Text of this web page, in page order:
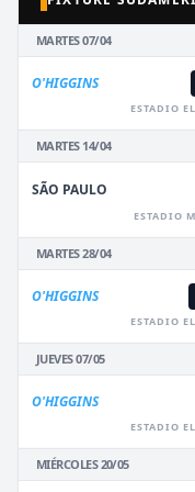
MARTES 07/04
O'HIGGINS
ESTADIO
MARTES 14/04
SÃO PAULO
ESTADIO
MARTES 28/04
O'HIGGINS
ESTADIO
JUEVES 07/05
O'HIGGINS
ESTADIO
MIÉRCOLES 20/05